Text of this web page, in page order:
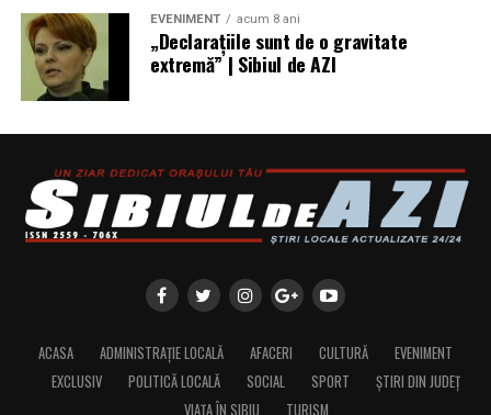
EVENIMENT acum 8 ani
„Declaraţiile sunt de o gravitate
extremă” | Sibiul de AZI
ACASA ADMINISTRAȚIE LOCALĂ AFACERI CULTURĂ
EVENIMENT
EXCLUSIV
POLITICĂ LOCALĂ SOCIAL SPORT
ȘTIRI DIN JUDEȚ
VIAȚA ÎN SIBIU
TURISM